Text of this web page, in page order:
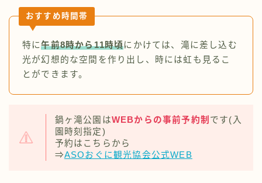
おすすめ時間帯
特に午前8時から11時頃にかけては、滝に差し込む
光が幻想的な空間を作り出し、時には虹も見るこ
とができます。
鍋ヶ滝公園はWEBからの事前予約制 です(入
園時刻指定)
予約はこちらから
⇒ASOおぐに観光協会公式WEB